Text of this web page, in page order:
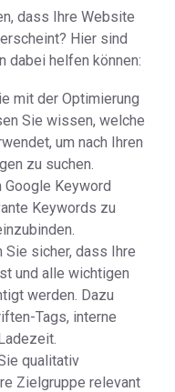
dass Ihre Website
Hier sind
dabei helfen können:
mit der Optimierung
Sie wissen, welche
um nach Ihren
zu suchen.
Keyword
Keywords zu
Sie sicher, dass Ihre
und alle wichtigen
werden. Dazu
Tags, interne
qualitativ
Zielgruppe relevant